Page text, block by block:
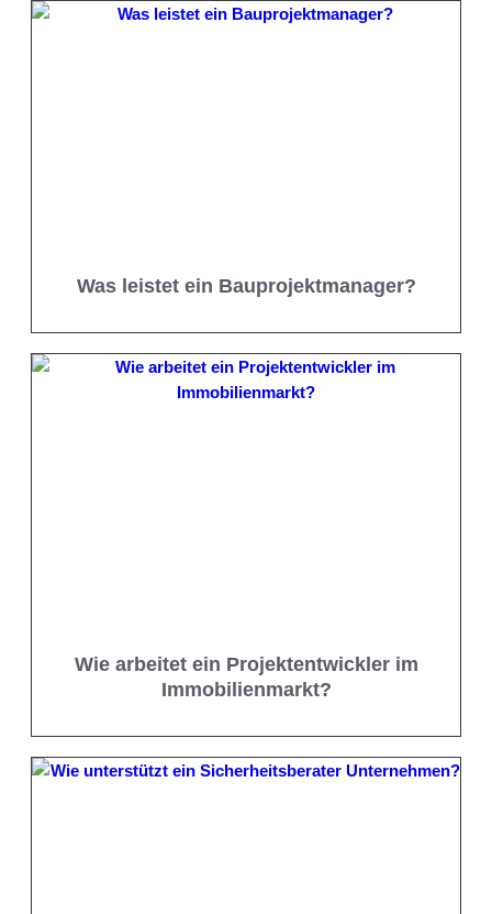
Was leistet ein Bauprojektmanager?
Wie arbeitet ein Projektentwickler im
Immobilienmarkt?